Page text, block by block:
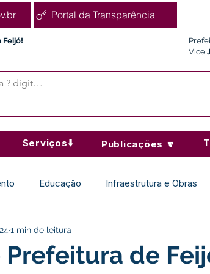
Portal da Transparência
Feijó!
Vice
Serviços⬇️ Publicações 🔽
Educação Infraestrutura e Obras
e Lazer
de
1 min de leitura